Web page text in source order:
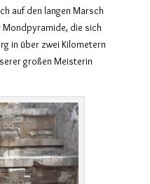
auf den langen Marsch
Mondpyramide, die sich
in über zwei Kilometern
großen Meisterin